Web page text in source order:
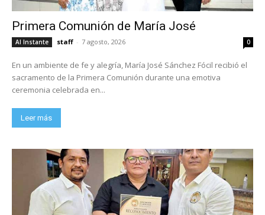
Primera Comunión de María José
Al Instante staff - 7 agosto, 2026 0
En un ambiente de fe y alegría, María José Sánchez Fócil recibió el
sacramento de la Primera Comunión durante una emotiva
ceremonia celebrada en...
Leer más